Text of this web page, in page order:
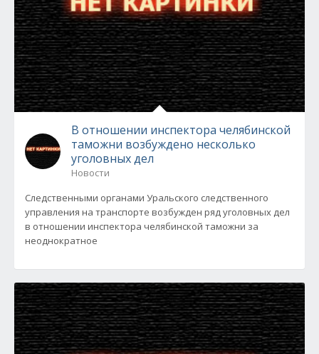
В отношении инспектора челябинской
таможни возбуждено несколько
уголовных дел
Новости
Следственными органами Уральского следственного
управления на транспорте возбужден ряд уголовных дел
в отношении инспектора челябинской таможни за
неоднократное